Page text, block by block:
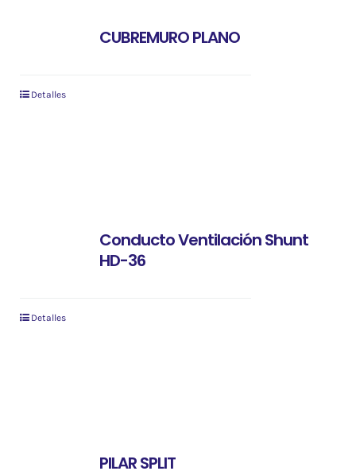
CUBREMURO PLANO
Detalles
Conducto Ventilación Shunt
HD-36
Detalles
PILAR SPLIT